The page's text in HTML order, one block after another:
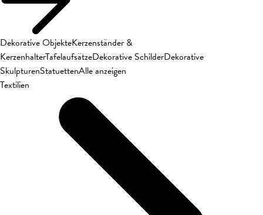
Dekorative ObjekteKerzenständer &
KerzenhalterTafelaufsätzeDekorative SchilderDekorative
SkulpturenStatuettenAlle anzeigen
Textilien